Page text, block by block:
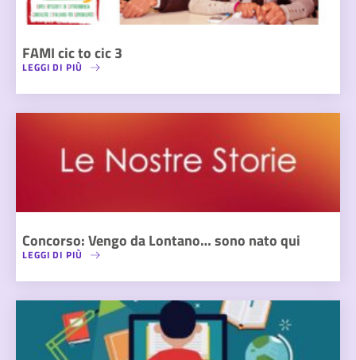
FAMI cic to cic 3
LEGGI DI PIÙ
Concorso: Vengo da Lontano… sono nato qui
LEGGI DI PIÙ